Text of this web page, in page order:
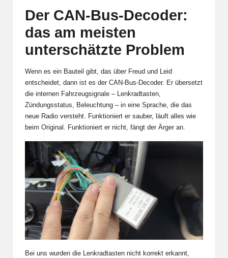
Der CAN-Bus-Decoder:
das am meisten
unterschätzte Problem
Wenn es ein Bauteil gibt, das über Freud und Leid
entscheidet, dann ist es der CAN-Bus-Decoder. Er übersetzt
die internen Fahrzeugsignale – Lenkradtasten,
Zündungsstatus, Beleuchtung – in eine Sprache, die das
neue Radio versteht. Funktioniert er sauber, läuft alles wie
beim Original. Funktioniert er nicht, fängt der Ärger an.
Bei uns wurden die Lenkradtasten nicht korrekt erkannt,